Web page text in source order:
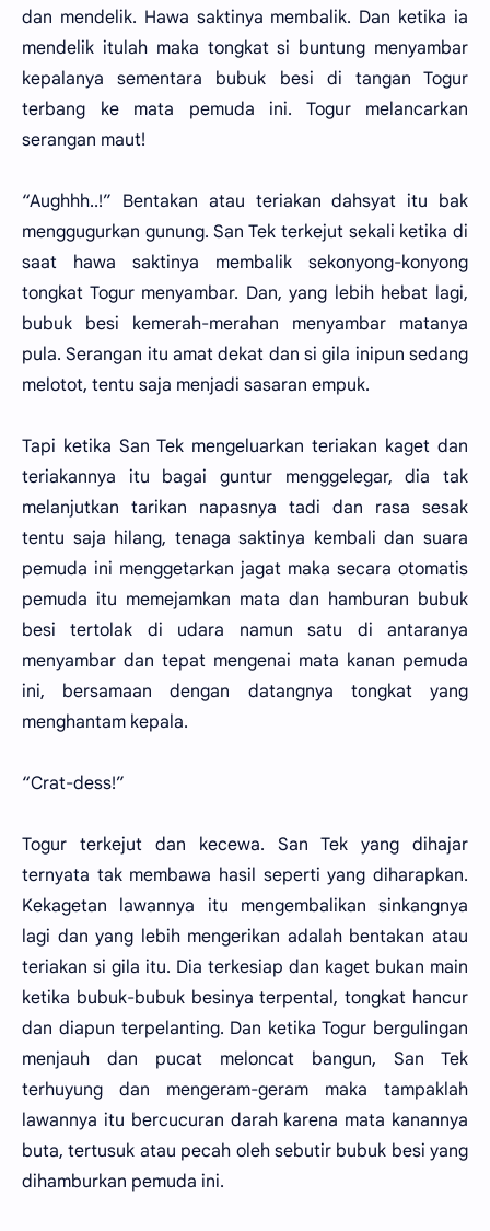
dan mendelik. Hawa saktinya membalik. Dan ketika ia
mendelik itulah maka tongkat si buntung menyambar
kepalanya sementara bubuk besi di tangan Togur
terbang ke mata pemuda ini. Togur melancarkan
serangan maut!
“Aughhh..!” Bentakan atau teriakan dahsyat itu bak
menggugurkan gunung. San Tek terkejut sekali ketika di
saat hawa saktinya membalik sekonyong-konyong
tongkat Togur menyambar. Dan, yang lebih hebat lagi,
bubuk besi kemerah-merahan menyambar matanya
pula. Serangan itu amat dekat dan si gila inipun sedang
melotot, tentu saja menjadi sasaran empuk.
Tapi ketika San Tek mengeluarkan teriakan kaget dan
teriakannya itu bagai guntur menggelegar, dia tak
melanjutkan tarikan napasnya tadi dan rasa sesak
tentu saja hilang, tenaga saktinya kembali dan suara
pemuda ini menggetarkan jagat maka secara otomatis
pemuda itu memejamkan mata dan hamburan bubuk
besi tertolak di udara namun satu di antaranya
menyambar dan tepat mengenai mata kanan pemuda
ini, bersamaan dengan datangnya tongkat yang
menghantam kepala.
“Crat-dess!”
Togur terkejut dan kecewa. San Tek yang dihajar
ternyata tak membawa hasil seperti yang diharapkan.
Kekagetan lawannya itu mengembalikan sinkangnya
lagi dan yang lebih mengerikan adalah bentakan atau
teriakan si gila itu. Dia terkesiap dan kaget bukan main
ketika bubuk-bubuk besinya terpental, tongkat hancur
dan diapun terpelanting. Dan ketika Togur bergulingan
menjauh dan pucat meloncat bangun, San Tek
terhuyung dan mengeram-geram maka tampaklah
lawannya itu bercucuran darah karena mata kanannya
buta, tertusuk atau pecah oleh sebutir bubuk besi yang
dihamburkan pemuda ini.